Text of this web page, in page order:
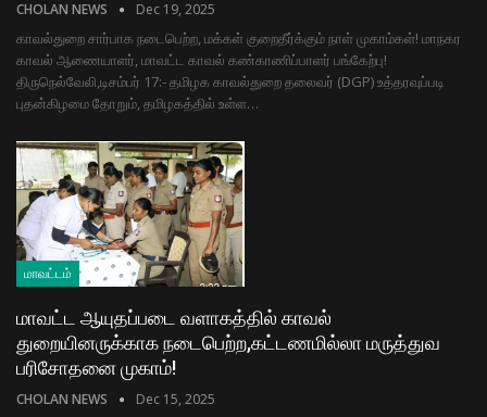
CHOLAN NEWS Dec 19, 2025
காவல்துறை சார்பாக நடைபெற்ற, மக்கள் குறைதீர்க்கும் நாள் முகாம்கள்! மாநகர
காவல் ஆணையாளர், மாவட்ட காவல் கண்காணிப்பாளர் பங்கேற்பு!
திருநெல்வேலி,டிசம்பர் 17:- தமிழக காவல்துறை தலைவர் (DGP) உத்தரவுப்படி
புதன்கிழமை தோறும், தமிழகத்தில் உள்ள…
மாவட்டம்
மாவட்ட ஆயுதப்படை வளாகத்தில் காவல்
துறையினருக்காக நடைபெற்ற,கட்டணமில்லா மருத்துவ
பரிசோதனை முகாம்!
CHOLAN NEWS Dec 15, 2025